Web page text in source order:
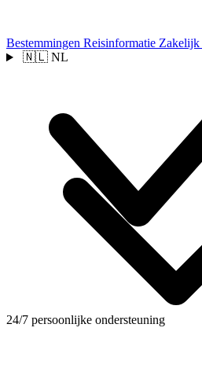
24/7 persoonlijke ondersteuning
Bestemmingen Reisinformatie Zakelijk
🇳🇱 NL